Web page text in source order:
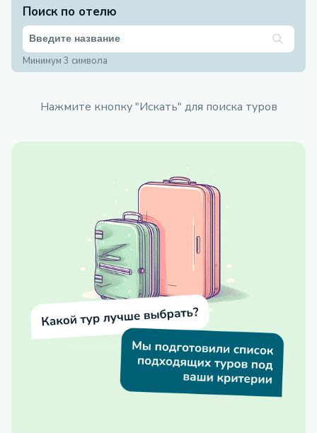
Поиск по отелю
Минимум 3 символа
Нажмите кнопку "Искать" для поиска туров